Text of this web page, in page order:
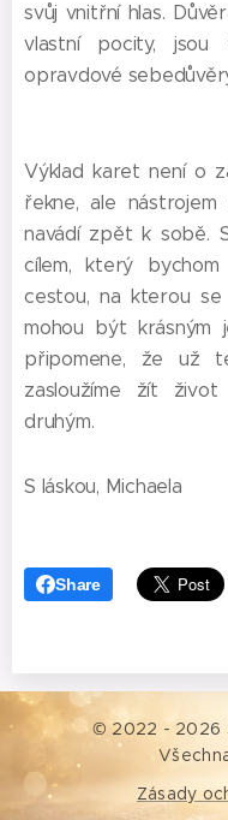
svůj vnitřní hlas.
vlastní pocity, jsou
opravdové
Výklad karet není o
řekne, ale
navádí zpět k sobě.
cílem, který bychom
cestou, na kterou
mohou být krásným
připomene, že už
zasloužíme žít
druhým.
S láskou, Michaela ❤️
Share
© 2022 - 2026
Zásady